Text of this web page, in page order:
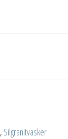
, Silgranitvasker